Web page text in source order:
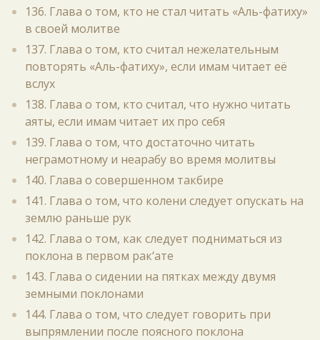
136. Глава о том, кто не стал читать «Аль-фатиху»
в своей молитве
137. Глава о том, кто считал нежелательным
повторять «Аль-фатиху», если имам читает её
вслух
138. Глава о том, кто считал, что нужно читать
аяты, если имам читает их про себя
139. Глава о том, что достаточно читать
неграмотному и неарабу во время молитвы
140. Глава о совершенном такбире
141. Глава о том, что колени следует опускать на
землю раньше рук
142. Глава о том, как следует подниматься из
поклона в первом рак‘ате
143. Глава о сидении на пятках между двумя
земными поклонами
144. Глава о том, что следует говорить при
выпрямлении после поясного поклона